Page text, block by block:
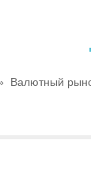
Валютный